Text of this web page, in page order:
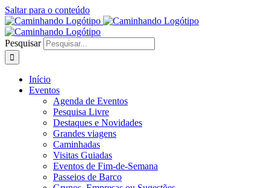
Saltar para o conteúdo
Pesquisar
Início
Eventos
Agenda de Eventos
Pesquisa Livre
Destaques e Novidades
Grandes viagens
Caminhadas
Visitas Guiadas
Eventos de Fim-de-Semana
Passeios de Barco